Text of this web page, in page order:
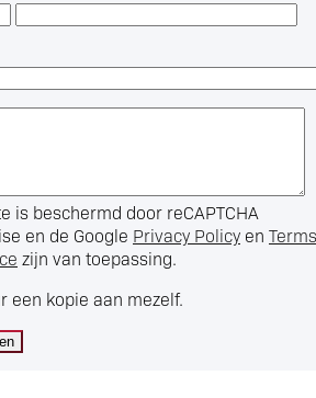
is beschermd door reCAPTCHA
en de Google Privacy Policy en Terms
zijn van toepassing.
een kopie aan mezelf.